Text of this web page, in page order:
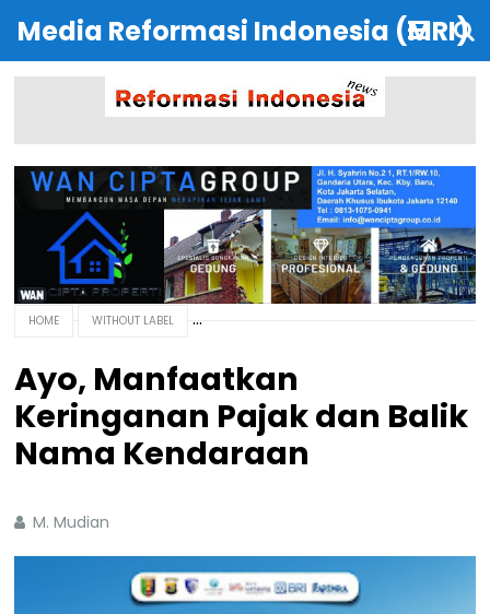
Media Reformasi Indonesia (MRI)
HOME WITHOUT LABEL
Ayo, Manfaatkan
Keringanan Pajak dan Balik
Nama Kendaraan
M. Mudian